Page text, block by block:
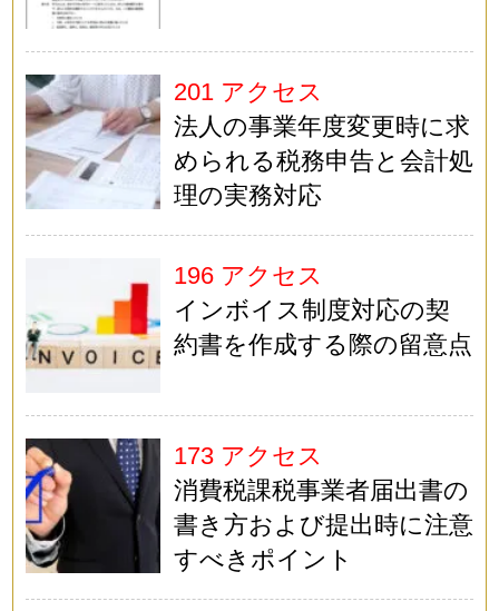
201 アクセス
法人の事業年度変更時に求
められる税務申告と会計処
理の実務対応
196 アクセス
インボイス制度対応の契
約書を作成する際の留意点
173 アクセス
消費税課税事業者届出書の
書き方および提出時に注意
すべきポイント